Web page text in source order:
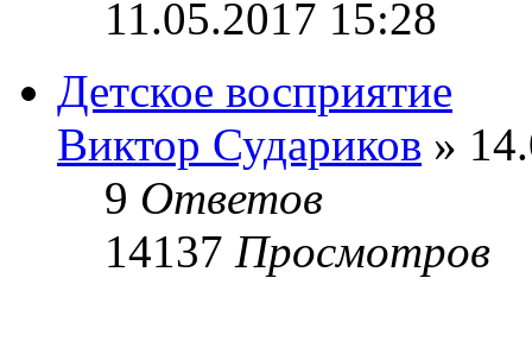
11.05.2017 15:28
Детское восприятие
Виктор Судариков »
9 Ответов
14137 Просмотров